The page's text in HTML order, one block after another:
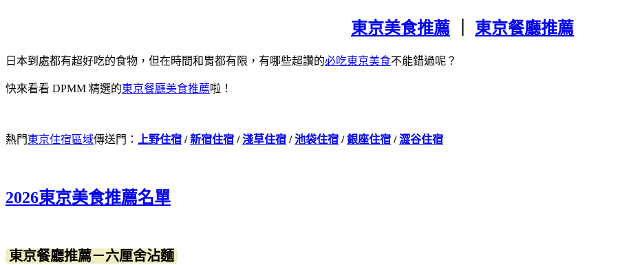
東京美食推薦 東京餐廳推薦
日本到處都有超好吃的食物，但在時間和胃都有限，有哪些超讚的必吃東京美食不能錯過呢？
快來看看 DPMM 精選的東京餐廳美食推薦啦！
熱門東京住宿區域傳送門： 上野住宿 /新宿住宿 /淺草住宿 /池袋住宿 /銀座住宿 /澀谷住宿
2026東京美食推薦名單
東京餐廳推薦－六厘舍沾麵